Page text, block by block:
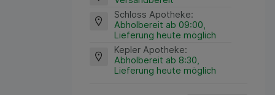
Schloss Apotheke:
Abholbereit ab 09:00,
Lieferung heute möglich
Kepler Apotheke:
Abholbereit ab 8:30,
Lieferung heute möglich